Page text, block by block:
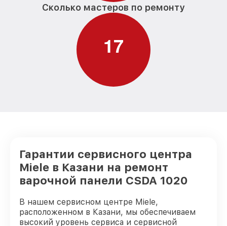
Сколько мастеров по ремонту
17
Гарантии сервисного центра
Miele в Казани на ремонт
варочной панели CSDA 1020
В нашем сервисном центре Miele,
расположенном в Казани, мы обеспечиваем
высокий уровень сервиса и сервисной